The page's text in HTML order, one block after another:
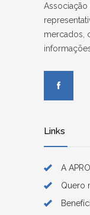
mercados,
Links
A
Quero